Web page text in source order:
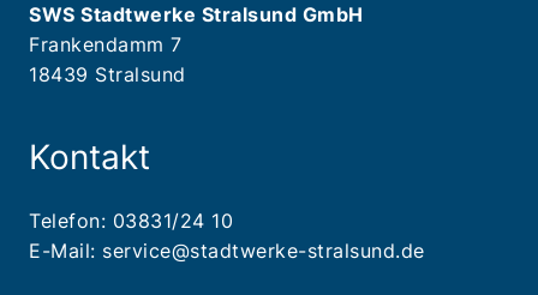
SWS Stadtwerke Stralsund GmbH
Frankendamm 7
18439 Stralsund
Kontakt
Telefon: 03831/24 10
E-Mail: service@stadtwerke-stralsund.de